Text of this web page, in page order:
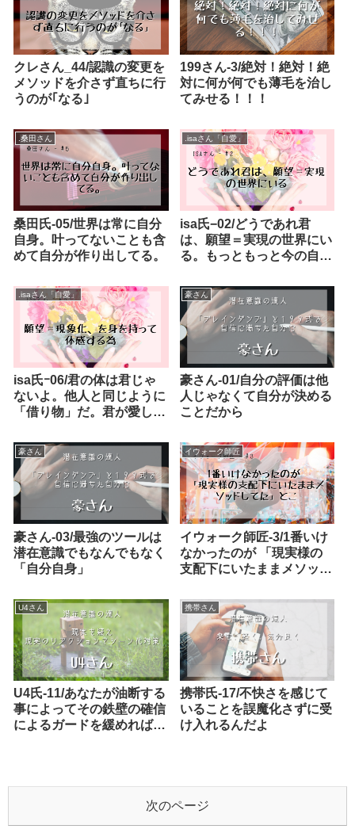
クレさん_44/認識の変更を
メソッドを介さず直ちに行
うのが｢なる｣
199さん-3/絶対！絶対！絶
対に何が何でも薄毛を治し
てみせる！！！
.桑田さん
桑田氏-05/世界は常に自分
自身。叶ってないことも含
めて自分が作り出してる。
.isaさん「自愛」
isa氏−02/どうであれ君
は、願望＝実現の世界にい
る。もっともっと今の自分
い。
.isaさん「自愛」
isa氏ｰ06/君の体は君じゃ
ないよ。他人と同じように
「借り物」だ。君が愛して
化しすぎなんだよ。
豪さん
豪さん-01/自分の評価は他
人じゃなくて自分が決める
ことだから
豪さん
豪さん-03/最強のツールは
潜在意識でもなんでもなく
「自分自身」
イウォーク師匠
イウォーク師匠-3/1番いけ
なかったのが 「現実様の
支配下にいたままメソッド
U4さん
U4氏-11/あなたが油断する
事によってその鉄壁の確信
によるガードを緩めればよ
携帯さん
携帯氏-17/不快さを感じて
いることを誤魔化さずに受
け入れるんだよ
次のページ